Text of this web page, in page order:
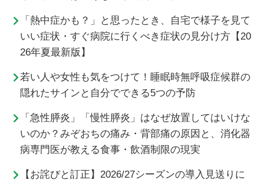
「熱中症かも？」と思ったとき、自宅で様子を見て
いい症状・すぐ病院に行くべき症状の見分け方【20
26年夏最新版】
若い人や女性も気をつけて！睡眠時無呼吸症候群の
隠れたサインと自分でできる5つの予防
「急性膵炎」「慢性膵炎」はなぜ放置してはいけな
いのか？みぞおちの痛み・背部痛の原因と、消化器
病専門医が教える食事・飲酒制限の現実
【お詫びと訂正】2026/27シーズンの導入見送りに